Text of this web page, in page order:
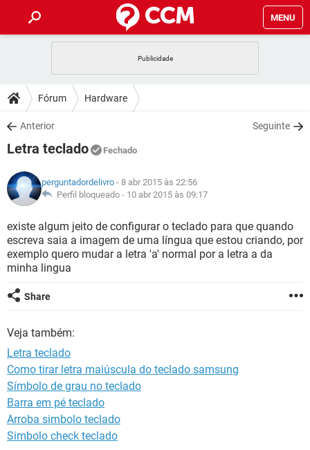
MENU
CELULAR
OUTLOOK
INSTAGRAM
GUIA DE COMPRAS
DICAS
JOGOS
INSTAGRAM GMAIL
GUIA DE COMPRAS
DOWNLOADS
JOGOS
CELULAR
OUTLOOK EXCEL
INSTAGRAM GMAIL
GUIA DE COMPRAS
JOGOS WHATSAPP
CELULAR
OUTLOOK EXCEL
INSTAGRAM GMAIL
GLOSSÁRIO
JOGOS WHATSAPP
CELULAR FACEBOOK
OUTLOOK
INSTAGRAM
Fórum Hardware
Anterior Seguinte
Letra teclado Fechado
perguntadordelivro - 8 abr 2015 às 22:56
Perfil bloqueado - 10 abr 2015 às 09:17
existe algum jeito de configurar o teclado para que quando
escreva saia a imagem de uma língua que estou criando, por
exemplo quero mudar a letra 'a' normal por a letra a da
minha lingua
Share
Veja também:
Letra teclado
Como tirar letra maiúscula do teclado samsung
Símbolo de grau no teclado
Barra em pé teclado
Arroba simbolo teclado
Simbolo check teclado